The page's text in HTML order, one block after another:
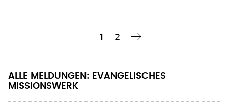
Aktuelle
1 Seite
2
ALLE MELDUNGEN: EVANGELISCHES
MISSIONSWERK